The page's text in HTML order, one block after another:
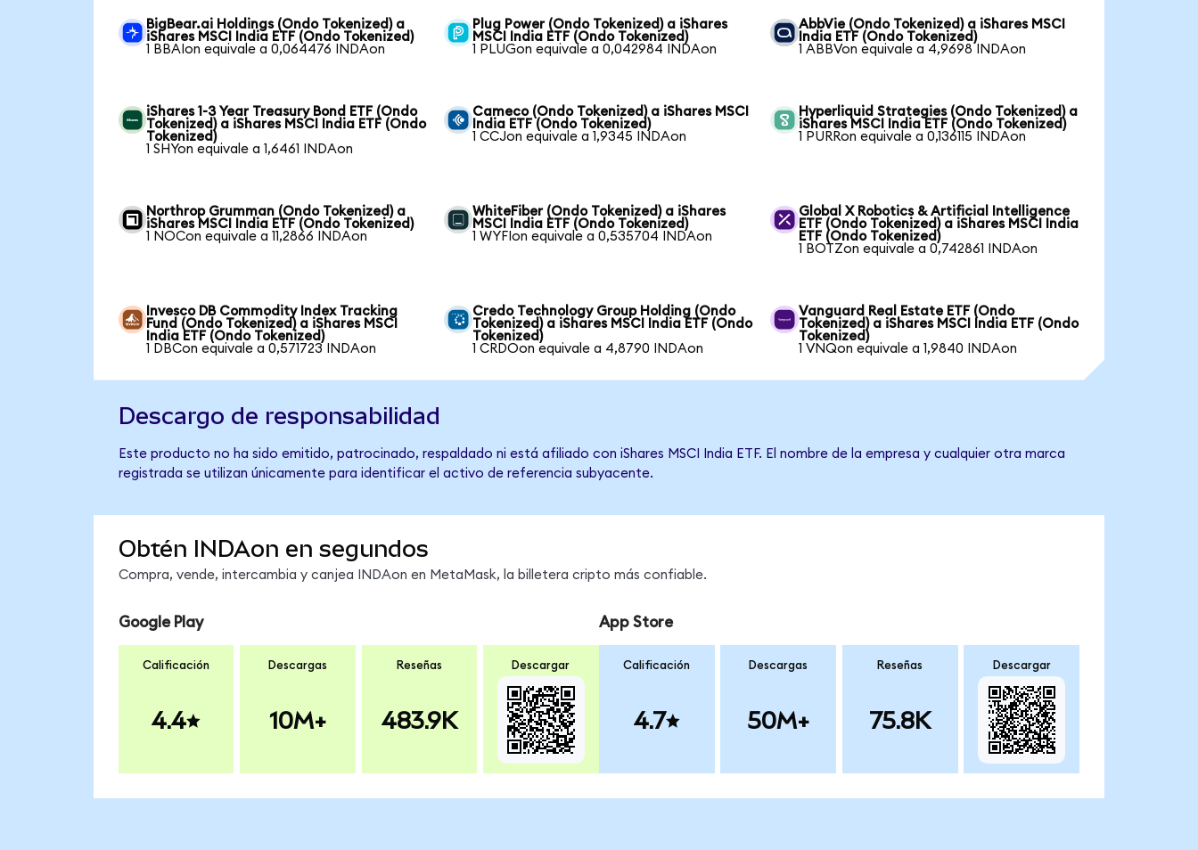
BigBear.ai Holdings (Ondo Tokenized) a
iShares MSCI India ETF (Ondo Tokenized)
1 BBAIon equivale a 0,064476 INDAon
Plug Power (Ondo Tokenized) a iShares
MSCI India ETF (Ondo Tokenized)
1 PLUGon equivale a 0,042984 INDAon
AbbVie (Ondo Tokenized) a iShares MSCI
India ETF (Ondo Tokenized)
1 ABBVon equivale a 4,9698 INDAon
iShares 1-3 Year Treasury Bond ETF (Ondo
Tokenized) a iShares MSCI India ETF (Ondo
Tokenized)
1 SHYon equivale a 1,6461 INDAon
Cameco (Ondo Tokenized) a iShares MSCI
India ETF (Ondo Tokenized)
1 CCJon equivale a 1,9345 INDAon
Hyperliquid Strategies (Ondo Tokenized) a
iShares MSCI India ETF (Ondo Tokenized)
1 PURRon equivale a 0,136115 INDAon
Northrop Grumman (Ondo Tokenized) a
iShares MSCI India ETF (Ondo Tokenized)
1 NOCon equivale a 11,2866 INDAon
WhiteFiber (Ondo Tokenized) a iShares
MSCI India ETF (Ondo Tokenized)
1 WYFIon equivale a 0,535704 INDAon
Global X Robotics & Artificial Intelligence
ETF (Ondo Tokenized) a iShares MSCI India
ETF (Ondo Tokenized)
1 BOTZon equivale a 0,742861 INDAon
Invesco DB Commodity Index Tracking
Fund (Ondo Tokenized) a iShares MSCI
India ETF (Ondo Tokenized)
1 DBCon equivale a 0,571723 INDAon
Credo Technology Group Holding (Ondo
Tokenized) a iShares MSCI India ETF (Ondo
Tokenized)
1 CRDOon equivale a 4,8790 INDAon
Vanguard Real Estate ETF (Ondo
Tokenized) a iShares MSCI India ETF (Ondo
Tokenized)
1 VNQon equivale a 1,9840 INDAon
Descargo de responsabilidad
Este producto no ha sido emitido, patrocinado, respaldado ni está afiliado con iShares MSCI India ETF. El nombre de la empresa y cualquier otra marca
registrada se utilizan únicamente para identificar el activo de referencia subyacente.
Obtén INDAon en segundos
Compra, vende, intercambia y canjea INDAon en MetaMask, la billetera cripto más confiable.
Google Play
Calificación
4.4
Descargas
10M+
Reseñas
483.9K
Descargar
App Store
Calificación
4.7
Descargas
50M+
Reseñas
75.8K
Descargar